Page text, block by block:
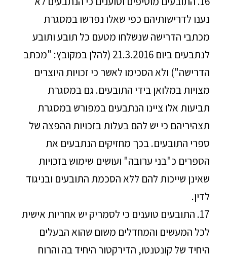
נענו לדרישותיהם כפי שאלו נפרשו במסגרת
מכתבי הדרישה שנשלחו מטעם כל תובע ותובע
לנתבעים ביום 21.3.2016 (להלן במקובץ: "מכתב
הדרישה") ולא הסכימו לאשר כי זכויות היוצרים
מצויות במלואן בידי התובעים. גם במסגרת
תביעות אלו ציינו הנתבעים במפורש במסגרת
תצהיריהם כי יש להם בעלות בזכויות ההפצה של
ספרי התובעים. בכך מחזיקים הנתבעים את
הספרים כ"בני ערובה" ועושים שימוש בזכויות
שאינן שייכות להם ללא הסכמת התובעים ובניגוד
לדין.
17. התובעים טוענים כי לסמריק יש אחריות אישית
לכל המעשים והמחדלים משום שהוא הבעלים
היחיד של קונטנטו, הדירקטור היחיד בה והרוח